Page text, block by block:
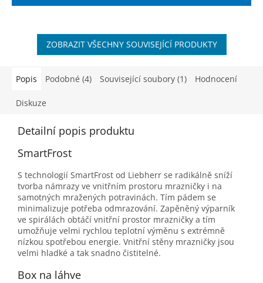
ZOBRAZIT VŠECHNY SOUVISEJÍCÍ PRODUKTY
Popis Podobné (4) Související soubory (1) Hodnocení
Diskuze
Detailní popis produktu
SmartFrost
S technologií SmartFrost od Liebherr se radikálně sníží
tvorba námrazy ve vnitřním prostoru mrazničky i na
samotných mražených potravinách. Tím pádem se
minimalizuje potřeba odmrazování. Zapěněný výparník
ve spirálách obtáčí vnitřní prostor mrazničky a tím
umožňuje velmi rychlou teplotní výměnu s extrémně
nízkou spotřebou energie. Vnitřní stěny mrazničky jsou
velmi hladké a tak snadno čistitelné.
Box na láhve